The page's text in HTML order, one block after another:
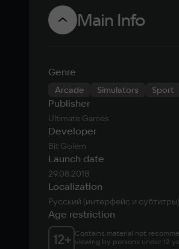
Main Info
Genre
Arcade Simulators Sport
Publisher
Ultimate Games
Developer
Bit Golem
Launch date
29.08.2018
Localization
Русский (интерфейс и субтитры)
Age restriction
12+ Contains material not
viewing by persons under 12